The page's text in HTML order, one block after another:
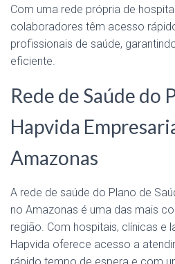
Com uma rede própria de
colaboradores têm acesso
profissionais de saúde,
eficiente.
Rede de Saúde do
Hapvida
Amazonas
A rede de saúde do Plano de
no Amazonas é uma das mais
região. Com hospitais, clínicas e
Hapvida oferece acesso a